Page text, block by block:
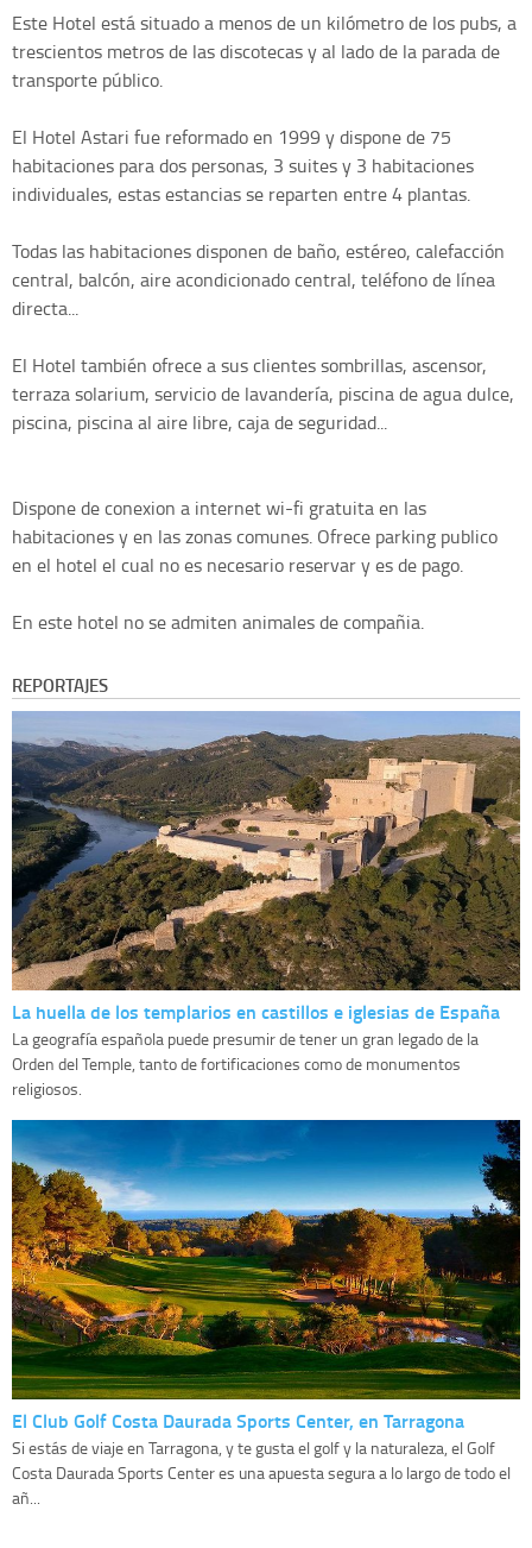
Este Hotel está situado a menos de un kilómetro de los pubs, a
trescientos metros de las discotecas y al lado de la parada de
transporte público.
El Hotel Astari fue reformado en 1999 y dispone de 75
habitaciones para dos personas, 3 suites y 3 habitaciones
individuales, estas estancias se reparten entre 4 plantas.
Todas las habitaciones disponen de baño, estéreo, calefacción
central, balcón, aire acondicionado central, teléfono de línea
directa...
El Hotel también ofrece a sus clientes sombrillas, ascensor,
terraza solarium, servicio de lavandería, piscina de agua dulce,
piscina, piscina al aire libre, caja de seguridad...
Dispone de conexion a internet wi-fi gratuita en las
habitaciones y en las zonas comunes. Ofrece parking publico
en el hotel el cual no es necesario reservar y es de pago.
En este hotel no se admiten animales de compañia.
REPORTAJES
La huella de los templarios en castillos e iglesias de España
La geografía española puede presumir de tener un gran legado de la
Orden del Temple, tanto de fortificaciones como de monumentos
religiosos.
El Club Golf Costa Daurada Sports Center, en Tarragona
Si estás de viaje en Tarragona, y te gusta el golf y la naturaleza, el Golf
Costa Daurada Sports Center es una apuesta segura a lo largo de todo el
añ...